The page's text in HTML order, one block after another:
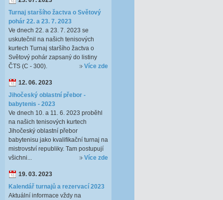
Turnaj staršího žactva o Světový
pohár 22. a 23. 7. 2023
Ve dnech 22. a 23. 7. 2023 se
uskutečnil na našich tenisových
kurtech Turnaj staršího žactva o
Světový pohár zapsaný do listiny
ČTS (C - 300).
Více zde
12. 06. 2023
Jihočeský oblastní přebor -
babytenis - 2023
Ve dnech 10. a 11. 6. 2023 proběhl
na našich tenisových kurtech
Jihočeský oblastní přebor
babytenisu jako kvalifikační turnaj na
mistrovství republiky. Tam postupují
všichni...
Více zde
19. 03. 2023
Kalendář turnajů a rezervací 2023
Aktuální informace vždy na